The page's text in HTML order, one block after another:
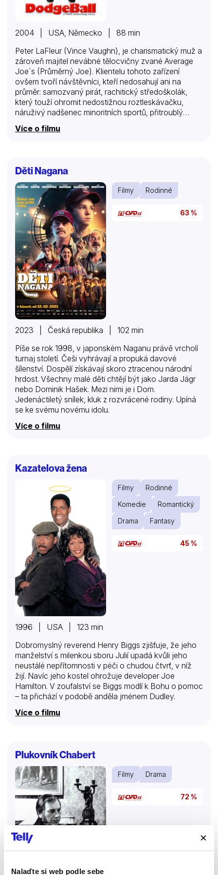
Nalaďte si web podle sebe
2004 | USA, Německo | 88 min
Peter LaFleur (Vince Vaughn), je charismatický muž a
zároveň majitel nevábné tělocvičny zvané Average
Joe´s (Průměrný Joe). Klientelu tohoto zařízení
ovšem tvoří návštěvníci, kteří nedosahují ani na
průměr: samozvaný pirát, rachitický středoškolák,
který touží ohromit nedostižnou roztleskávačku,
náruživý nadšenec minoritních sportů, přitroublý
mladík a nafoukaný všeuměl, který ve skutečnosti
neumí vůbec nic. Peterova zanedbaná tělocvična
Average Joe´s a Peterovo neexistující účetnictví mu
to velmi usnadní. Banka, která provádí převod
tělocvičny ve prospěch Globo Gym, jmenuje právní
zástupkyni Kate Veatchovou (Christine Taylorová),
aby tento proces dokončila. Ale Peterův chlapecký
šarm vyhraje a Kate se přidá na jeho stranu a pokusí
se…
Více o filmu
Děti Nagana
Filmy Rodinné
63 %
2023 | Česká republika | 102 min
Píše se rok 1998, v japonském Naganu právě vrcholí
turnaj století. Češi vyhrávají a propuká davové
šílenství. Dospělí získávají skoro ztracenou národní
hrdost. Všechny malé děti chtějí být jako Jarda Jágr
nebo Dominik Hašek. Mezi nimi je i Dom.
Jedenáctiletý snílek, kluk z rozvrácené rodiny. Upíná
se ke svému novému idolu.
Více o filmu
Kazatelova žena
Filmy
Rodinné
Komedie
Romantický
Drama
Fantasy
45 %
1996 | USA | 123 min
Dobromyslný reverend Henry Biggs zjišťuje, že jeho
manželství s milenkou sboru Julií upadá kvůli jeho
neustálé nepřítomnosti v péči o chudou čtvrť, v níž
žijí. Navíc jeho kostel ohrožuje developer Joe
Hamilton. V zoufalství se Biggs modlí k Bohu o pomoc
– ta přichází v podobě anděla jménem Dudley.
Více o filmu
Plukovník Chabert
Filmy Drama
72 %